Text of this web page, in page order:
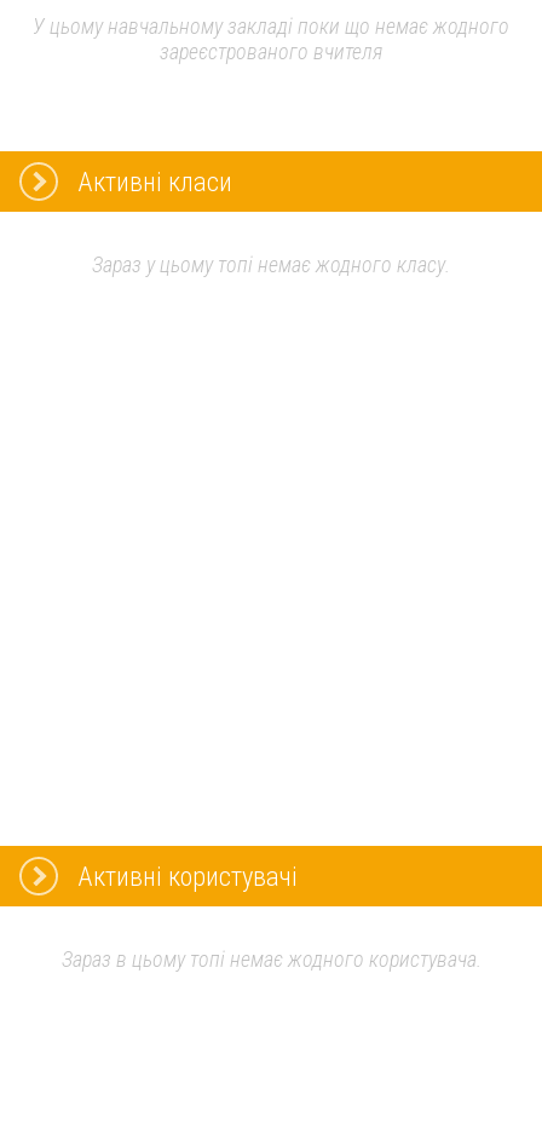
У цьому навчальному закладі поки що немає жодного
зареєстрованого вчителя
Активні класи
Зараз у цьому топі немає жодного класу.
Активні користувачі
Зараз в цьому топі немає жодного користувача.